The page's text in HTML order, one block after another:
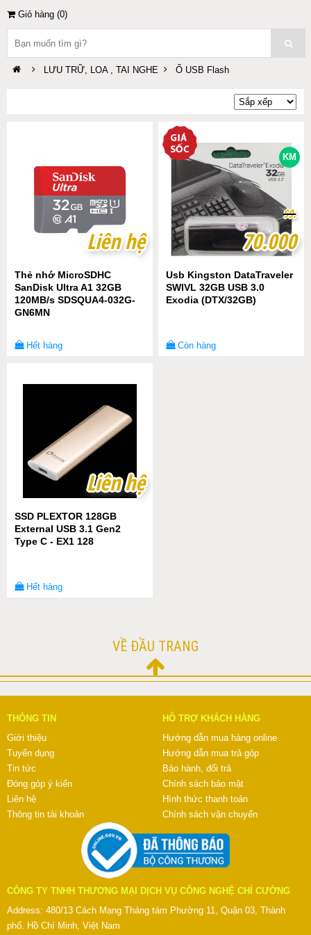
Giỏ hàng (0)
LƯU TRỮ, LOA , TAI NGHE Ổ USB Flash
Liên hệ
Liên hệ
Thẻ nhớ MicroSDHC
SanDisk Ultra A1 32GB
120MB/s SDSQUA4-032G-
GN6MN
Hết hàng
KM
70.000
70.000
99.
99.
Usb Kingston DataTraveler
SWIVL 32GB USB 3.0
Exodia (DTX/32GB)
Còn hàng
Liên hệ
Liên hệ
SSD PLEXTOR 128GB
External USB 3.1 Gen2
Type C - EX1 128
Hết hàng
VỀ ĐẦU TRANG
THÔNG TIN
Giới thiệu
Tuyển dụng
Tin tức
Đóng góp ý kiến
Liên hệ
Thông tin tài khoản
HỖ TRỢ KHÁCH HÀNG
Hướng dẫn mua hàng online
Hướng dẫn mua trả góp
Bảo hành, đổi trả
Chính sách bảo mật
Hình thức thanh toán
Chính sách vận chuyển
CÔNG TY TNHH THƯƠNG MẠI DỊCH VỤ CÔNG NGHỆ CHÍ CƯỜNG
Address: 480/13 Cách Mạng Tháng tám Phường 11, Quận 03, Thành
phố. Hồ Chí Minh, Việt Nam